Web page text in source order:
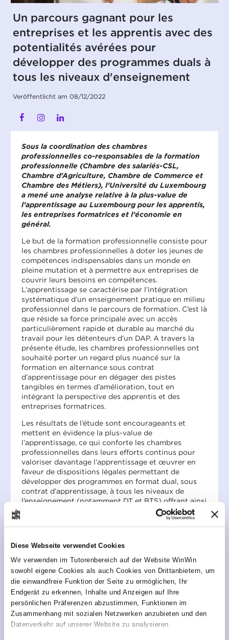
Diese Webseite verwendet Cookies
Wir verwenden im Tutorenbereich auf der Website WinWin
sowohl eigene Cookies als auch Cookies von Drittanbietern, um
die einwandfreie Funktion der Seite zu ermöglichen, Ihr
Endgerät zu erkennen, Inhalte und Anzeigen auf Ihre
persönlichen Präferenzen abzustimmen, Funktionen im
Zusammenhang mit sozialen Netzwerken anzubieten und den
Datenverkehr auf unserer Website zu analysieren.
Un parcours gagnant pour les
entreprises et les apprentis avec des
potentialités avérées pour
développer des programmes duals à
tous les niveaux d'enseignement
Veröffentlicht am 08/12/2022
Sous la coordination des chambres
professionnelles co-responsables de la formation
professionnelle (Chambre des salariés-CSL,
Chambre d’Agriculture, Chambre de Commerce et
Chambre des Métiers), l’Université du Luxembourg
a mené une analyse relative à la plus-value de
l’apprentissage au Luxembourg pour les apprentis,
les entreprises formatrices et l’économie en
général.
Le but de la formation professionnelle consiste pour
les chambres professionnelles à doter les jeunes de
compétences indispensables dans un monde en
pleine mutation et à permettre aux entreprises de
couvrir leurs besoins en compétences.
L’apprentissage se caractérise par l’intégration
systématique d’un enseignement pratique en milieu
professionnel dans le parcours de formation. C’est là
que réside sa force principale avec un accès
particulièrement rapide et durable au marché du
travail pour les détenteurs d’un DAP. A travers la
présente étude, les chambres professionnelles ont
souhaité porter un regard plus nuancé sur la
formation en alternance sous contrat
d’apprentissage pour en dégager des pistes
tangibles en termes d’amélioration, tout en
intégrant la perspective des apprentis et des
entreprises formatrices.
Les résultats de l’étude sont encourageants et
mettent en évidence la plus-value de
l’apprentissage, ce qui conforte les chambres
professionnelles dans leurs efforts continus pour
valoriser davantage l’apprentissage et œuvrer en
faveur de dispositions légales permettant de
développer des programmes en format dual, sous
contrat d’apprentissage, à tous les niveaux de
l’enseignement (notamment DT et BTS) offrant ainsi
aux diplômés de la formation professionnelle des
possibilités supplémentaires pour acquérir, dans
Les résultats clés de l’étude apprentissage
Une plus-value avérée de l’apprentissage et un
pilier phare pour assurer une main-d’œuvre
qualifiée en entreprise
Si l’apprentissage en entreprise constitue une
véritable plus-value pour 90% des répondants, il
s’affiche également pour tous les répondants